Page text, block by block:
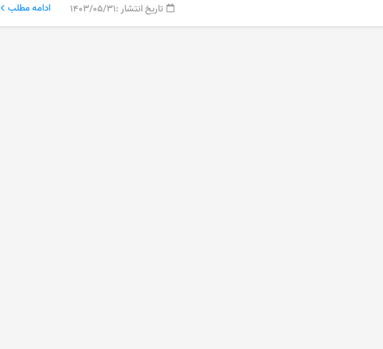
تاریخ انتشار :۱۴۰۳/۰۵/۳۱ ادامه مطلب